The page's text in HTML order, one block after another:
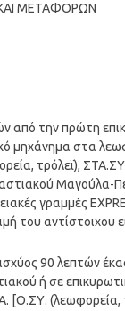
ΜΕΤΑΦΟΡΩΝ
από την πρώτη
μηχάνημα στα
τρόλεϊ),
Μαγούλα-
γραμμές
του αντίστοιχου
ισχύος 90 λεπτών
ή σε
(λεωφορεία,